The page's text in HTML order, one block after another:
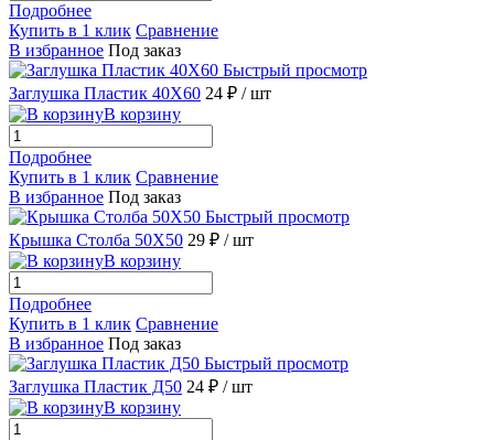
Подробнее
Купить в 1 клик Сравнение
В избранное Под заказ
Быстрый просмотр
Заглушка Пластик 40X60 24 ₽ / шт
В корзину
Подробнее
Купить в 1 клик Сравнение
В избранное Под заказ
Быстрый просмотр
Крышка Столба 50X50 29 ₽ / шт
В корзину
Подробнее
Купить в 1 клик Сравнение
В избранное Под заказ
Быстрый просмотр
Заглушка Пластик Д50 24 ₽ / шт
В корзину